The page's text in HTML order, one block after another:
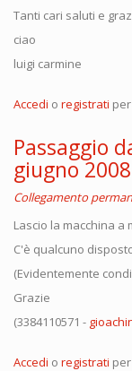
Tanti cari saluti e
ciao
luigi carmine
Accedi o registrati
Passaggio
giugno 2008
Collegamento
Lascio la macchina a
C'è qualcuno
(Evidentemente
Grazie
(3384110571 -
Accedi o registrati